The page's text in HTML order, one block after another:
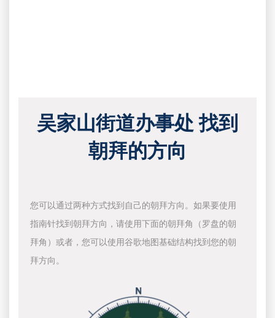
吴家山街道办事处 找到
朝拜的方向
您可以通过两种方式找到自己的朝拜方向。如果要使用
指南针找到朝拜方向，请使用下面的朝拜角（罗盘的朝
拜角）或者，您可以使用谷歌地图基础结构找到您的朝
拜方向。